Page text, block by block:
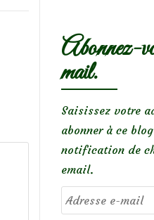
Abonnez-
mail.
Saisissez votre
abonner à ce
notification de
email.
Adresse
e-